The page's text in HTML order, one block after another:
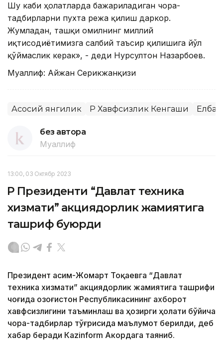
Шу каби ҳолатларда бажариладиган чора-
тадбирларни пухта режа қилиш даркор.
Жумладан, ташқи омилнинг миллий
иқтисодиётимизга салбий таъсир қилишига йўл
қўймаслик керак», - деди Нурсултон Назарбоев.
Муаллиф: Айжан Серикжанқизи
Асосий янгилик ҚР Хавфсизлик Кенгаши
без автора
Муаллиф
13:00, 03 Октябр 2023
ҚР Президенти “Давлат техника
хизмати” акциядорлик жамиятига
ташриф буюрди
Президент Қасим-Жомарт Тоқаевга “Давлат
техника хизмати” акциядорлик жамиятига ташрифи
чоғида Қозоғистон Республикасининг ахборот
хавфсизлигини таъминлаш ва ҳозирги ҳолати бўйича
чора-тадбирлар тўғрисида маълумот берилди, деб
хабар беради Каzinform Акордага таяниб.